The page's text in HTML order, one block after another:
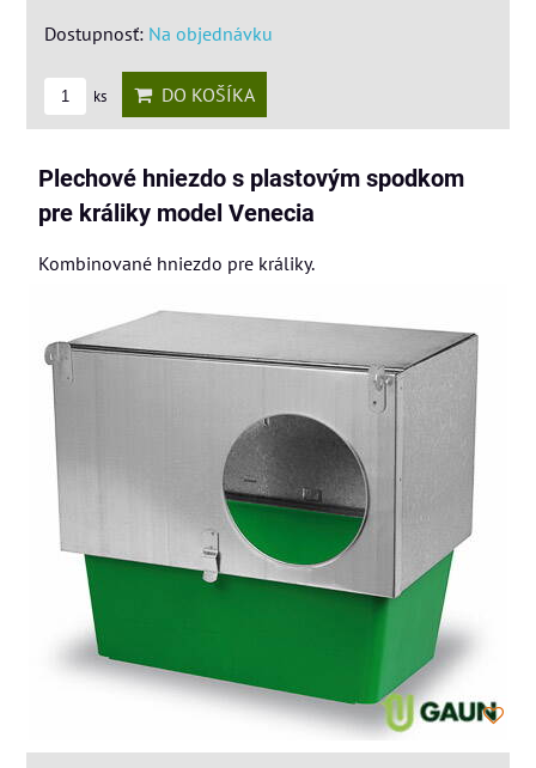
Dostupnosť: Na objednávku
ks DO KOŠÍKA
Plechové hniezdo s plastovým spodkom
pre králiky model Venecia
Kombinované hniezdo pre králiky.